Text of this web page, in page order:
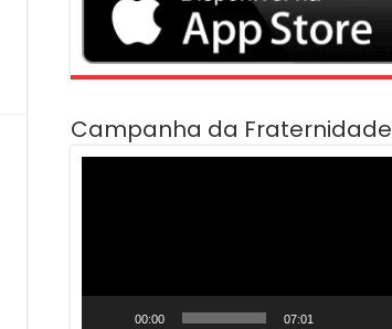
Campanha da Fraternidade
00:00 07:01